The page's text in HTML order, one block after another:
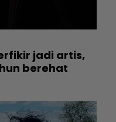
jadi artis,
berehat